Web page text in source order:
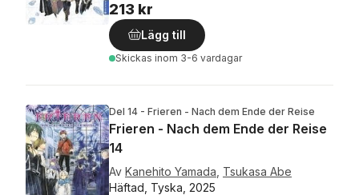
213 kr
Lägg till
Skickas inom 3-6 vardagar
Del 14 - Frieren - Nach dem Ende der Reise
Frieren - Nach dem Ende der Reise
14
Av Kanehito Yamada Tsukasa Abe
Häftad, Tyska, 2025